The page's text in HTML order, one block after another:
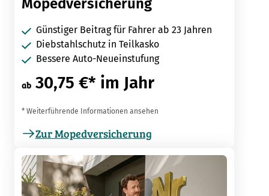
Mopedversicherung
Günstiger Beitrag für Fahrer ab 23 Jahren
Diebstahlschutz in Teilkasko
Bessere Auto-Neueinstufung
ab 30,75 €* im Jahr
* Weiterführende Informationen ansehen
Zur Mopedversicherung